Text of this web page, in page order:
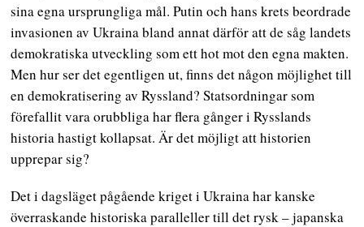
sina egna ursprungliga mål. Putin och hans krets beordrade
invasionen av Ukraina bland annat därför att de såg landets
demokratiska utveckling som ett hot mot den egna makten.
Men hur ser det egentligen ut, finns det någon möjlighet till
en demokratisering av Ryssland? Statsordningar som
förefallit vara orubbliga har flera gånger i Rysslands
historia hastigt kollapsat. Är det möjligt att historien
upprepar sig?
Det i dagsläget pågående kriget i Ukraina har kanske
överraskande historiska paralleller till det rysk – japanska